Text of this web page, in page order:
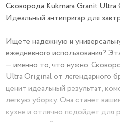
Сковорода Kukmara Granit
Идеальный антипригар для
Ищете надежную и
ежедневного использования?
— именно то, что нужно.
Ultra Original от легендарного
ценит идеальный результат,
легкую уборку. Она станет
кухне и отлично подойдет для